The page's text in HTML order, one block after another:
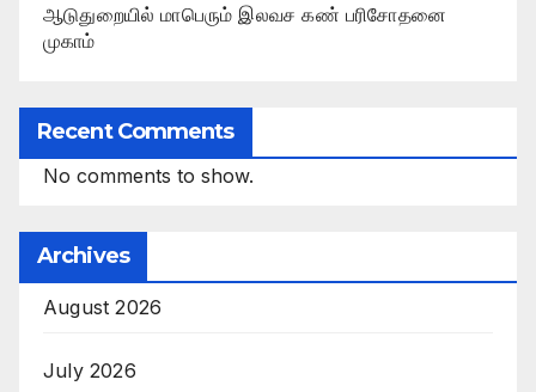
ஆடுதுறையில் மாபெரும் இலவச கண் பரிசோதனை
முகாம்
Recent Comments
No comments to show.
Archives
August 2026
July 2026